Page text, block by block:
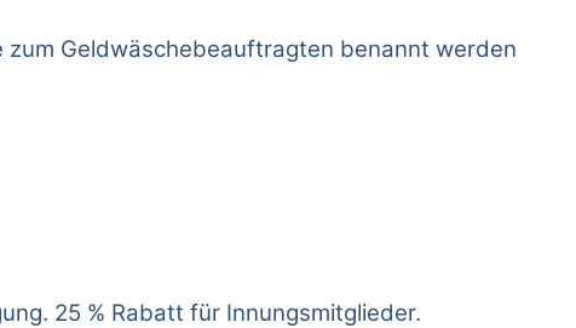
Geldwäschebeauftragten benannt werden
25 % Rabatt für Innungsmitglieder.